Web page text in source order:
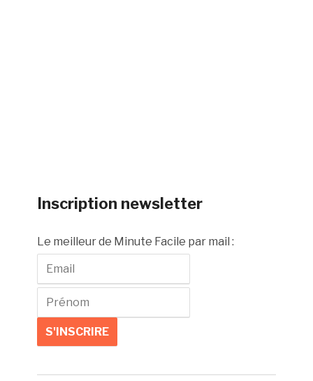
Inscription newsletter
Le meilleur de Minute Facile par mail :